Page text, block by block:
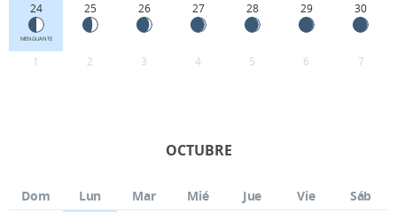
24
MENGUANTE
25 26 27 28 29 30
1 2 3 4 5 6 7
OCTUBRE
Dom Lun Mar Mié Jue Vie Sáb